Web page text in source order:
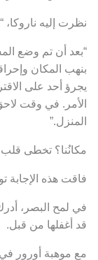
نظرت إليه ناروكا،
“بعد أن تم وضع
بنهب المكان
يجرؤ أحد على
الأمر. في وقت
المنزل.”
مكانُنا؟ تخطى قلب
فاقت هذه الإجابة
في لمح البصر،
قد أغفلها من قبل.
مع موهبة أورور